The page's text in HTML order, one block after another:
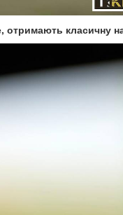
отримають класичну